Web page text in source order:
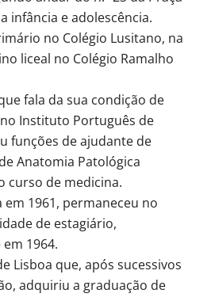
infância e adolescência.
no Colégio Lusitano, na
liceal no Colégio Ramalho
fala da sua condição de
Instituto Português de
funções de ajudante de
Anatomia Patológica
curso de medicina.
1961, permaneceu no
de estagiário,
1964.
Lisboa que, após sucessivos
adquiriu a graduação de